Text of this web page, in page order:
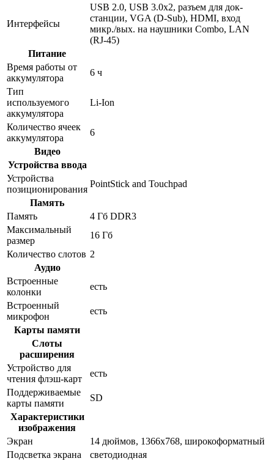
Интерфейсы
USB 2.0, USB 3.0x2, разъем для док-
станции, VGA (D-Sub), HDMI, вход
микр./вых. на наушники Combo, LAN
(RJ-45)
Питание
Время работы от
аккумулятора
6 ч
Тип
используемого
аккумулятора
Li-Ion
Количество ячеек
аккумулятора
6
Видео
Устройства ввода
Устройства
позиционирования
PointStick and Touchpad
Память
Память
4 Гб DDR3
Максимальный
размер
16 Гб
Количество слотов 2
Аудио
Встроенные
колонки
есть
Встроенный
микрофон
есть
Карты памяти
Слоты
расширения
Устройство для
чтения флэш-карт
есть
Поддерживаемые
карты памяти
SD
Характеристики
изображения
Экран
14 дюймов, 1366x768, широкоформатный
Подсветка экрана
светодиодная